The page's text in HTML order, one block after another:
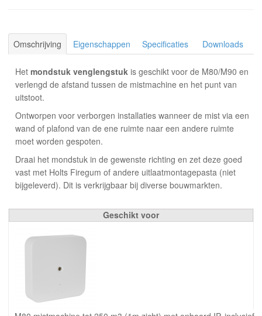
Omschrijving Eigenschappen Specificaties Downloads
Het mondstuk venglengstuk is geschikt voor de M80/M90 en
verlengd de afstand tussen de mistmachine en het punt van
uitstoot.
Ontworpen voor verborgen installaties wanneer de mist via een
wand of plafond van de ene ruimte naar een andere ruimte
moet worden gespoten.
Draai het mondstuk in de gewenste richting en zet deze goed
vast met Holts Firegum of andere uitlaatmontagepasta (niet
bijgeleverd). Dit is verkrijgbaar bij diverse bouwmarkten.
Geschikt voor